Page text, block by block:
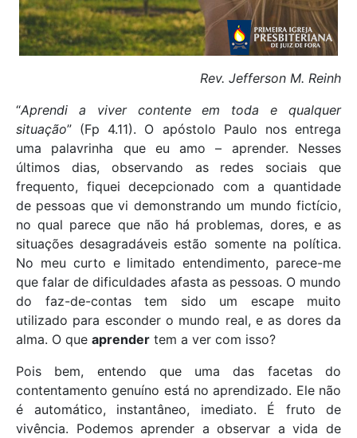
Rev. Jefferson M. Reinh
“Aprendi a viver contente em toda e qualquer
situação” (Fp 4.11). O apóstolo Paulo nos entrega
uma palavrinha que eu amo – aprender. Nesses
últimos dias, observando as redes sociais que
frequento, fiquei decepcionado com a quantidade
de pessoas que vi demonstrando um mundo fictício,
no qual parece que não há problemas, dores, e as
situações desagradáveis estão somente na política.
No meu curto e limitado entendimento, parece-me
que falar de dificuldades afasta as pessoas. O mundo
do faz-de-contas tem sido um escape muito
utilizado para esconder o mundo real, e as dores da
alma. O que aprender tem a ver com isso?
Pois bem, entendo que uma das facetas do
contentamento genuíno está no aprendizado. Ele não
é automático, instantâneo, imediato. É fruto de
vivência. Podemos aprender a observar a vida de